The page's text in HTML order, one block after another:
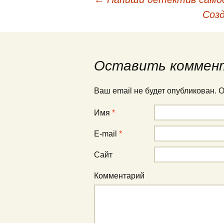
Навигация по
Оставить
Ваш email не будет опубликован.
Имя *
E-mail *
Сайт
Комментарий